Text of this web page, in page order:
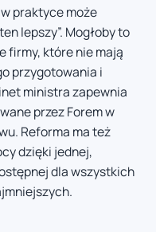
praktyce może
lepszy”. Mogłoby to
firmy, które nie mają
przygotowania i
ministra zapewnia
przez Forem w
Reforma ma też
dzięki jednej,
dla wszystkich